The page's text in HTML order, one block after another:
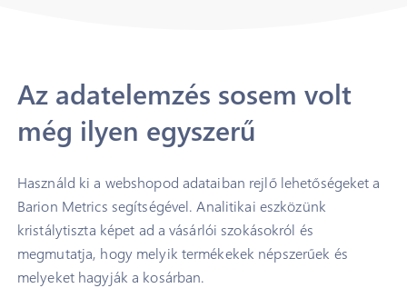
Az adatelemzés sosem volt
még ilyen egyszerű
Használd ki a webshopod adataiban rejlő lehetőségeket a
Barion Metrics segítségével. Analitikai eszközünk
kristálytiszta képet ad a vásárlói szokásokról és
megmutatja, hogy melyik termékekek népszerűek és
melyeket hagyják a kosárban.